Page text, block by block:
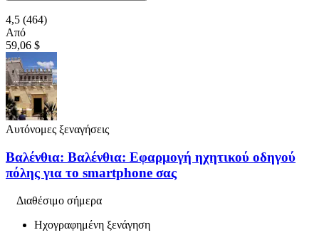
4,5 (464)
Από
59,06 $
Αυτόνομες ξεναγήσεις
Βαλένθια: Βαλένθια: Εφαρμογή ηχητικού οδηγού
πόλης για το smartphone σας
Διαθέσιμο σήμερα
Ηχογραφημένη ξενάγηση